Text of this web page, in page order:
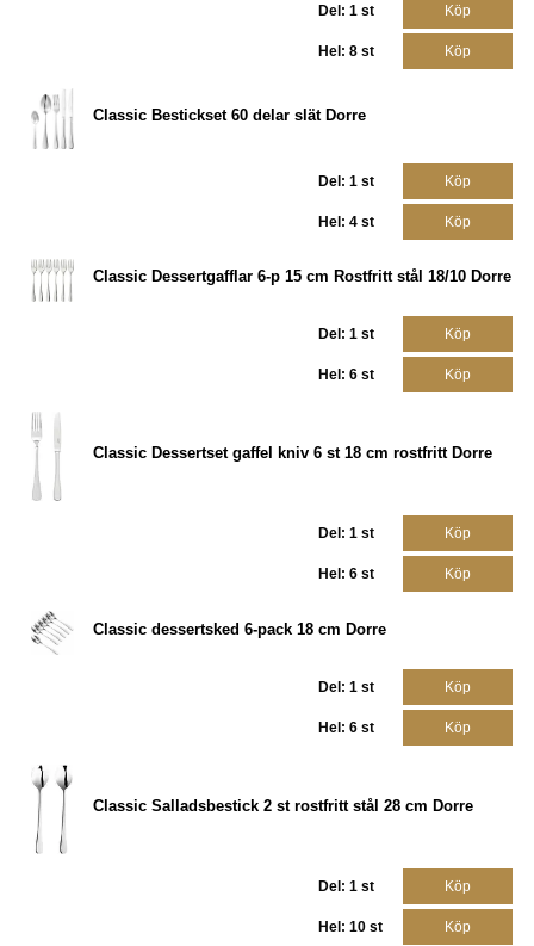
Del: 1 st Köp
Hel: 8 st Köp
Classic Bestickset 60 delar slät Dorre
Del: 1 st Köp
Hel: 4 st Köp
Classic Dessertgafflar 6-p 15 cm Rostfritt stål 18/10 Dorre
Del: 1 st Köp
Hel: 6 st Köp
Classic Dessertset gaffel kniv 6 st 18 cm rostfritt Dorre
Del: 1 st Köp
Hel: 6 st Köp
Classic dessertsked 6-pack 18 cm Dorre
Del: 1 st Köp
Hel: 6 st Köp
Classic Salladsbestick 2 st rostfritt stål 28 cm Dorre
Del: 1 st Köp
Hel: 10 st Köp